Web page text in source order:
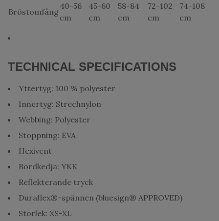
Bröstomfång
40-56
cm
45-60
cm
58-84
cm
72-102
cm
74-108
cm
TECHNICAL SPECIFICATIONS
Yttertyg: 100 % polyester
Innertyg: Strechnylon
Webbing: Polyester
Stoppning: EVA
Hexivent
Bordkedja: YKK
Reflekterande tryck
Duraflex®-spännen (bluesign® APPROVED)
Storlek: XS-XL